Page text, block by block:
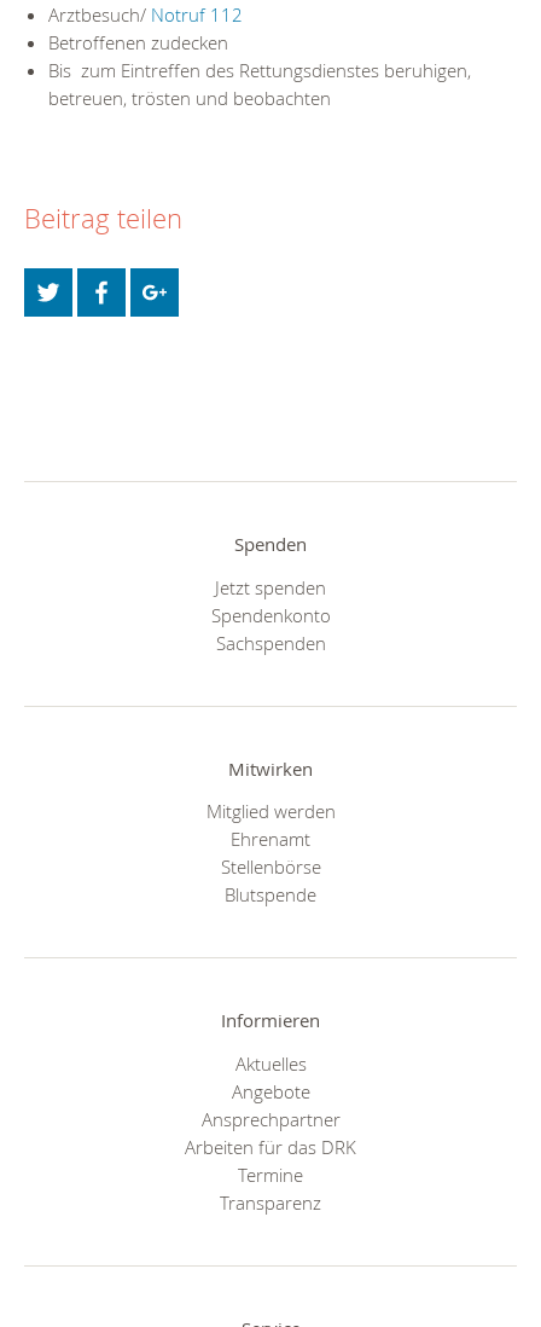
Arztbesuch/ Notruf 112
Betroffenen zudecken
Bis zum Eintreffen des Rettungsdienstes beruhigen,
betreuen, trösten und beobachten
Beitrag teilen
Spenden
Jetzt spenden
Spendenkonto
Sachspenden
Mitwirken
Mitglied werden
Ehrenamt
Stellenbörse
Blutspende
Informieren
Aktuelles
Angebote
Ansprechpartner
Arbeiten für das DRK
Termine
Transparenz